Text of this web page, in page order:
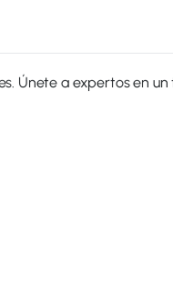
Únete a expertos en